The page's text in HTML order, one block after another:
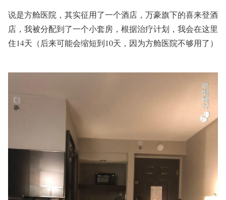
说是方舱医院，其实征用了一个酒店，万豪旗下的喜来登酒
店，我被分配到了一个小套房，根据治疗计划，我会在这里
住14天（后来可能会缩短到10天，因为方舱医院不够用了）